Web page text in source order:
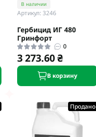
В наличии
Артикул: 3246
Гербицид ИГ 480
Гринфорт
0
3 273.60 ₴
В корзину
Продано